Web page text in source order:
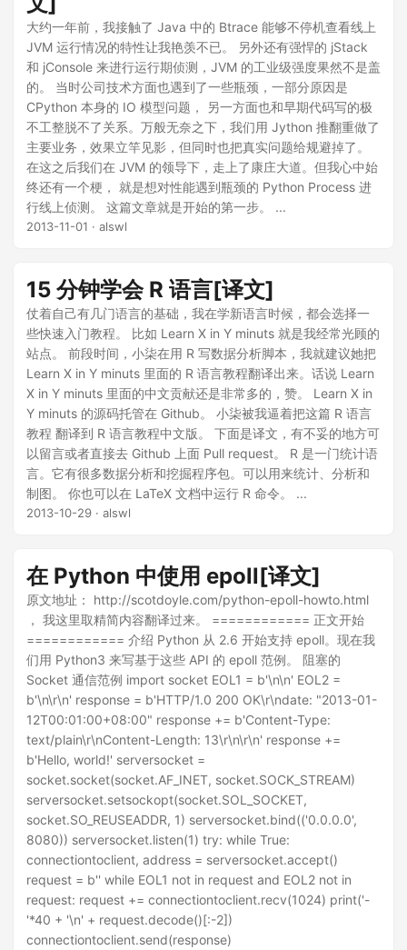
大约一年前，我接触了 Java 中的 Btrace 能够不停机查看线上
JVM 运行情况的特性让我艳羡不已。 另外还有强悍的 jStack
和 jConsole 来进行运行期侦测，JVM 的工业级强度果然不是盖
的。 当时公司技术方面也遇到了一些瓶颈，一部分原因是
CPython 本身的 IO 模型问题， 另一方面也和早期代码写的极
不工整脱不了关系。万般无奈之下，我们用 Jython 推翻重做了
主要业务，效果立竿见影，但同时也把真实问题给规避掉了。
在这之后我们在 JVM 的领导下，走上了康庄大道。但我心中始
终还有一个梗， 就是想对性能遇到瓶颈的 Python Process 进
行线上侦测。 这篇文章就是开始的第一步。 ...
2013-11-01 · alswl
15 分钟学会 R 语言[译文]
仗着自己有几门语言的基础，我在学新语言时候，都会选择一
些快速入门教程。 比如 Learn X in Y minuts 就是我经常光顾的
站点。 前段时间，小柒在用 R 写数据分析脚本，我就建议她把
Learn X in Y minuts 里面的 R 语言教程翻译出来。话说 Learn
X in Y minuts 里面的中文贡献还是非常多的，赞。 Learn X in
Y minuts 的源码托管在 Github。 小柒被我逼着把这篇 R 语言
教程 翻译到 R 语言教程中文版。 下面是译文，有不妥的地方可
以留言或者直接去 Github 上面 Pull request。 R 是一门统计语
言。它有很多数据分析和挖掘程序包。可以用来统计、分析和
制图。 你也可以在 LaTeX 文档中运行 R 命令。 ...
2013-10-29 · alswl
在 Python 中使用 epoll[译文]
原文地址： http://scotdoyle.com/python-epoll-howto.html
， 我这里取精简内容翻译过来。 ============ 正文开始
============ 介绍 Python 从 2.6 开始支持 epoll。现在我
们用 Python3 来写基于这些 API 的 epoll 范例。 阻塞的
Socket 通信范例 import socket EOL1 = b'\n\n' EOL2 =
b'\n\r\n' response = b'HTTP/1.0 200 OK\r\ndate: "2013-01-
12T00:01:00+08:00" response += b'Content-Type:
text/plain\r\nContent-Length: 13\r\n\r\n' response +=
b'Hello, world!' serversocket =
socket.socket(socket.AF_INET, socket.SOCK_STREAM)
serversocket.setsockopt(socket.SOL_SOCKET,
socket.SO_REUSEADDR, 1) serversocket.bind(('0.0.0.0',
8080)) serversocket.listen(1) try: while True:
connectiontoclient, address = serversocket.accept()
request = b'' while EOL1 not in request and EOL2 not in
request: request += connectiontoclient.recv(1024) print('-
'*40 + '\n' + request.decode()[:-2])
connectiontoclient.send(response)